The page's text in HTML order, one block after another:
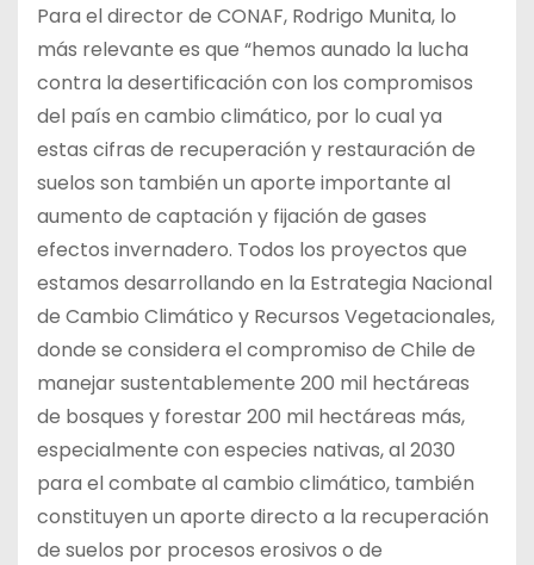
Para el director de CONAF, Rodrigo Munita, lo
más relevante es que “hemos aunado la lucha
contra la desertificación con los compromisos
del país en cambio climático, por lo cual ya
estas cifras de recuperación y restauración de
suelos son también un aporte importante al
aumento de captación y fijación de gases
efectos invernadero. Todos los proyectos que
estamos desarrollando en la Estrategia Nacional
de Cambio Climático y Recursos Vegetacionales,
donde se considera el compromiso de Chile de
manejar sustentablemente 200 mil hectáreas
de bosques y forestar 200 mil hectáreas más,
especialmente con especies nativas, al 2030
para el combate al cambio climático, también
constituyen un aporte directo a la recuperación
de suelos por procesos erosivos o de